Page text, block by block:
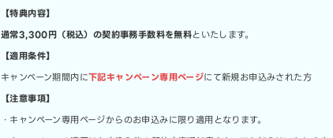
【特典内容】
通常3,300円（税込）の契約事務手数料を無料といたします。
【適用条件】
キャンペーン期間内に下記キャンペーン専用ページにて新規お申込みされた方
【注意事項】
・キャンペーン専用ページからのお申込みに限り適用となります。